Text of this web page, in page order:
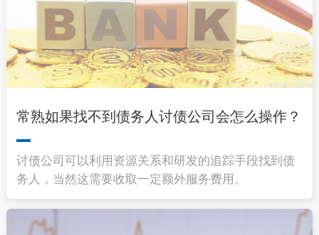
常熟如果找不到债务人讨债公司会怎么操作？
讨债公司可以利用资源关系和研发的追踪手段找到债
务人，当然这需要收取一定额外服务费用。